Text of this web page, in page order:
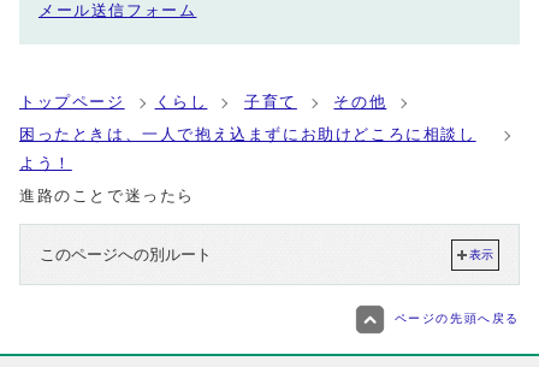
メール送信フォーム
トップページ くらし 子育て
その他
困ったときは、一人で抱え込まずにお助けどころに相談し
よう！
進路のことで迷ったら
このページへの別ルート 表示
ページの先頭へ戻る